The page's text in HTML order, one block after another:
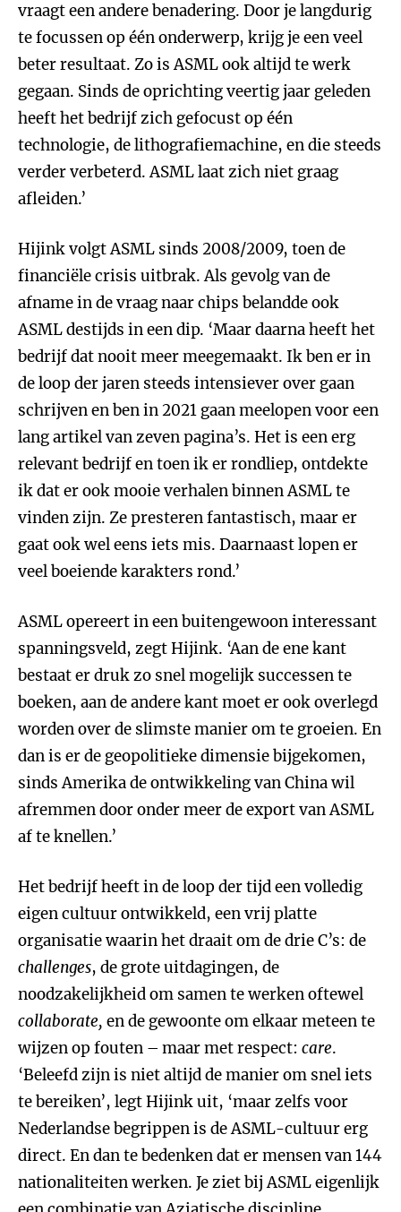
vraagt een andere benadering. Door je langdurig
te focussen op één onderwerp, krijg je een veel
beter resultaat. Zo is ASML ook altijd te werk
gegaan. Sinds de oprichting veertig jaar geleden
heeft het bedrijf zich gefocust op één
technologie, de lithografiemachine, en die steeds
verder verbeterd. ASML laat zich niet graag
afleiden.’
Hijink volgt ASML sinds 2008/2009, toen de
financiële crisis uitbrak. Als gevolg van de
afname in de vraag naar chips belandde ook
ASML destijds in een dip. ‘Maar daarna heeft het
bedrijf dat nooit meer meegemaakt. Ik ben er in
de loop der jaren steeds intensiever over gaan
schrijven en ben in 2021 gaan meelopen voor een
lang artikel van zeven pagina’s. Het is een erg
relevant bedrijf en toen ik er rondliep, ontdekte
ik dat er ook mooie verhalen binnen ASML te
vinden zijn. Ze presteren fantastisch, maar er
gaat ook wel eens iets mis. Daarnaast lopen er
veel boeiende karakters rond.’
ASML opereert in een buitengewoon interessant
spanningsveld, zegt Hijink. ‘Aan de ene kant
bestaat er druk zo snel mogelijk successen te
boeken, aan de andere kant moet er ook overlegd
worden over de slimste manier om te groeien. En
dan is er de geopolitieke dimensie bijgekomen,
sinds Amerika de ontwikkeling van China wil
afremmen door onder meer de export van ASML
af te knellen.’
Het bedrijf heeft in de loop der tijd een volledig
eigen cultuur ontwikkeld, een vrij platte
organisatie waarin het draait om de drie C’s: de
challenges, de grote uitdagingen, de
noodzakelijkheid om samen te werken oftewel
collaborate, en de gewoonte om elkaar meteen te
wijzen op fouten – maar met respect: care.
‘Beleefd zijn is niet altijd de manier om snel iets
te bereiken’, legt Hijink uit, ‘maar zelfs voor
Nederlandse begrippen is de ASML-cultuur erg
direct. En dan te bedenken dat er mensen van 144
nationaliteiten werken. Je ziet bij ASML eigenlijk